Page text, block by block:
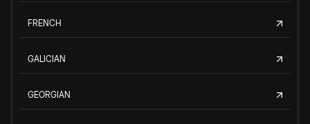
FRENCH
GALICIAN
GEORGIAN